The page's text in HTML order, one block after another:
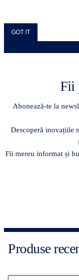
GOT IT
Fii
Abonează-te la
Descoperă inovațiile
Fii mereu informat și
Produse